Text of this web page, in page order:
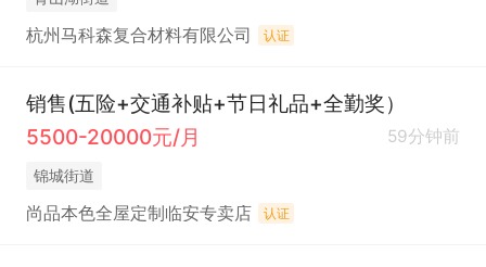
杭州马科森复合材料有限公司 认证
销售(五险+交通补贴+节日礼品+全勤奖）
5500-20000元/月
59分钟前
锦城街道
尚品本色全屋定制临安专卖店 认证